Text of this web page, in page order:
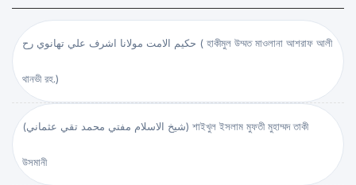
حكيم الامت مولانا اشرف علي تهانوي رح ( হাকীমুল উম্মত মাওলানা আশরাফ আলী
থানভী রহ.)
(شيخ الاسلام مفتي محمد تقي عثماني) শাইখুল ইসলাম মুফতী মুহাম্মদ তাকী
উসমানী